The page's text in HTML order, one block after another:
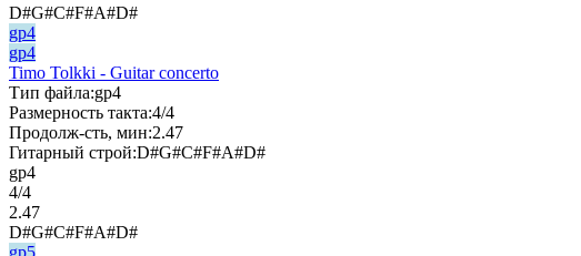
D#G#C#F#A#D#
gp4
gp4
Timo Tolkki - Guitar concerto
Тип файла:gp4
Размерность такта:4/4
Продолж-сть, мин:2.47
Гитарный строй:D#G#C#F#A#D#
gp4
4/4
2.47
D#G#C#F#A#D#
gp5